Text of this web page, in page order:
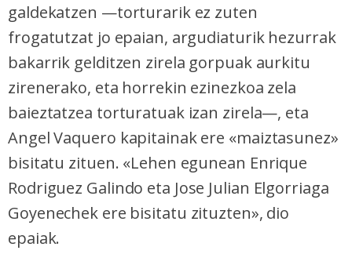
galdekatzen —torturarik ez zuten
frogatutzat jo epaian, argudiaturik hezurrak
bakarrik gelditzen zirela gorpuak aurkitu
zirenerako, eta horrekin ezinezkoa zela
baieztatzea torturatuak izan zirela—, eta
Angel Vaquero kapitainak ere «maiztasunez»
bisitatu zituen. «Lehen egunean Enrique
Rodriguez Galindo eta Jose Julian Elgorriaga
Goyenechek ere bisitatu zituzten», dio
epaiak.